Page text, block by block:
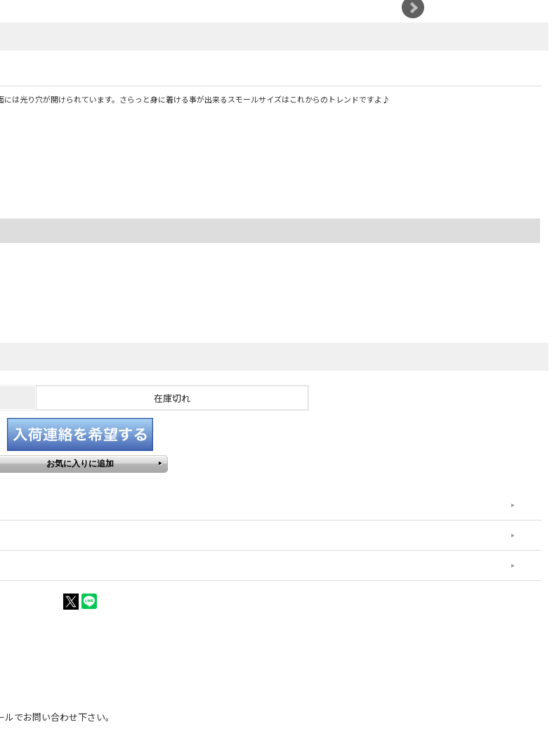
は光り穴が開けられています。さらっと身に着ける事が出来るスモールサイズはこれからのトレンドですよ♪
在庫切れ
でお問い合わせ下さい。